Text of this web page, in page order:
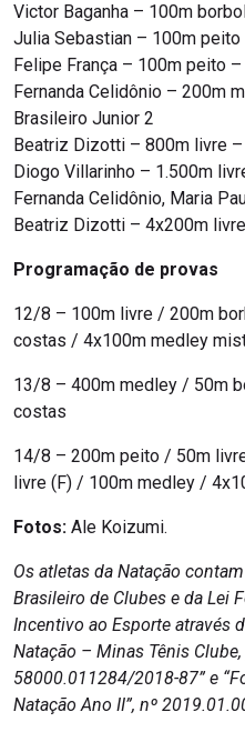
Victor Baganha – 100m
Julia Sebastian – 100m
Felipe França – 100m peito
Fernanda Celidônio – 200m
Brasileiro Junior 2
Beatriz Dizotti – 800m livre
Diogo Villarinho – 1.500m
Fernanda Celidônio, Maria
Beatriz Dizotti – 4x200m
Programação de provas
12/8 – 100m livre / 200m
costas / 4x100m medley
13/8 – 400m medley / 50m
costas
14/8 – 200m peito / 50m
livre (F) / 100m medley /
Fotos: Ale Koizumi.
Os atletas da Natação
Brasileiro de Clubes e da Lei
Incentivo ao Esporte através
Natação – Minas Tênis
58000.011284/2018-87” e
Natação Ano II”, nº